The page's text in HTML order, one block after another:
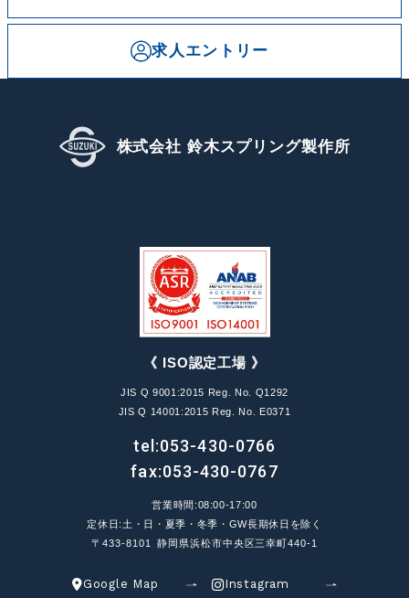
求人エントリー
株式会社 鈴木スプリング製作所
《 ISO認定工場 》
JIS Q 9001:2015 Reg. No. Q1292
JIS Q 14001:2015 Reg. No. E0371
tel:053-430-0766
fax:053-430-0767
営業時間:08:00-17:00
定休日:土・日・夏季・冬季・GW長期休日を除く
〒433-8101 静岡県浜松市中央区三幸町440-1
Google Map Instagram